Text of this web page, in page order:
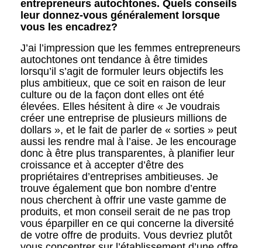
entrepreneurs autochtones. Quels conseils
leur donnez-vous généralement lorsque
vous les encadrez?
J’ai l’impression que les femmes entrepreneurs
autochtones ont tendance à être timides
lorsqu’il s’agit de formuler leurs objectifs les
plus ambitieux, que ce soit en raison de leur
culture ou de la façon dont elles ont été
élevées. Elles hésitent à dire « Je voudrais
créer une entreprise de plusieurs millions de
dollars », et le fait de parler de « sorties » peut
aussi les rendre mal à l’aise. Je les encourage
donc à être plus transparentes, à planifier leur
croissance et à accepter d’être des
propriétaires d’entreprises ambitieuses. Je
trouve également que bon nombre d’entre
nous cherchent à offrir une vaste gamme de
produits, et mon conseil serait de ne pas trop
vous éparpiller en ce qui concerne la diversité
de votre offre de produits. Vous devriez plutôt